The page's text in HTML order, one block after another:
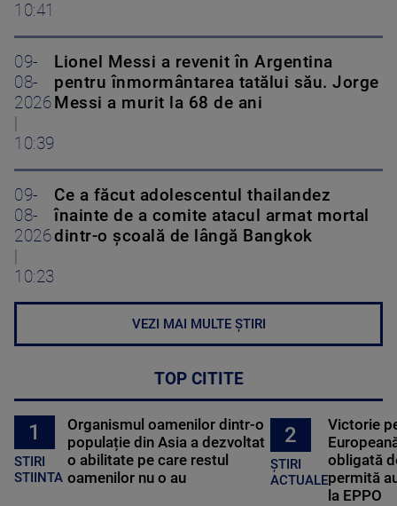
10:41
09-
08-
2026
10:39
Lionel Messi a revenit în Argentina
pentru înmormântarea tatălui său. Jorge
Messi a murit la 68 de ani
09-
08-
2026
10:23
Ce a făcut adolescentul thailandez
înainte de a comite atacul armat mortal
dintr-o școală de lângă Bangkok
VEZI MAI MULTE ȘTIRI
TOP CITITE
1
STIRI
STIINTA
Organismul oamenilor dintr-o
populație din Asia a dezvoltat
o abilitate pe care restul
oamenilor nu o au
2
ȘTIRI
ACTUALE
Victorie
obligată
permită
la EPPO